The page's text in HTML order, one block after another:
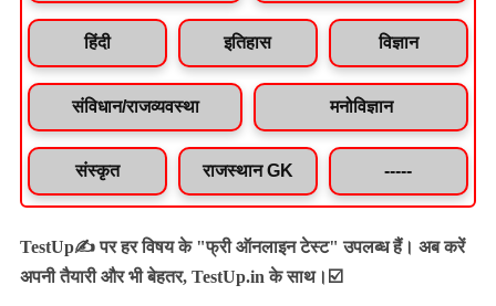
हिंदी इतिहास विज्ञान
संविधान/राजव्यवस्था मनोविज्ञान
संस्कृत राजस्थान GK -----
TestUp✍️ पर हर विषय के "फ्री ऑनलाइन टेस्ट" उपलब्ध हैं। अब करें
अपनी तैयारी और भी बेहतर, TestUp.in के साथ।☑️